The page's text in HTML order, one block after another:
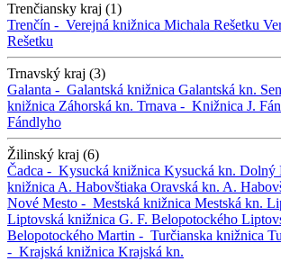
Trenčiansky kraj (1)
Trenčín - Verejná knižnica Michala Rešetku
Rešetku
Trnavský kraj (3)
Galanta - Galantská knižnica Galantská kn.
knižnica Záhorská kn. Trnava - Knižnica J.
Fándlyho
Žilinský kraj (6)
Čadca - Kysucká knižnica Kysucká kn. Dolný
knižnica A. Habovštiaka Oravská kn. A.
Nové Mesto - Mestská knižnica Mestská kn.
Liptovská knižnica G. F. Belopotockého
Belopotockého Martin - Turčianska knižnica
- Krajská knižnica Krajská kn.